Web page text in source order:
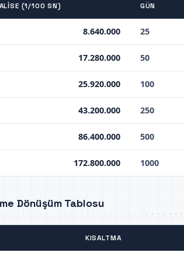
(1/100 SN) GÜN
8.640.000 25
17.280.000 50
25.920.000 100
43.200.000 250
86.400.000 500
172.800.000 1000
Dönüşüm Tablosu
KISALTMA